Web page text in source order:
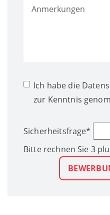
Ich habe die
zur Kenntnis
Sicherheitsfrage*
Bitte rechnen Sie 3